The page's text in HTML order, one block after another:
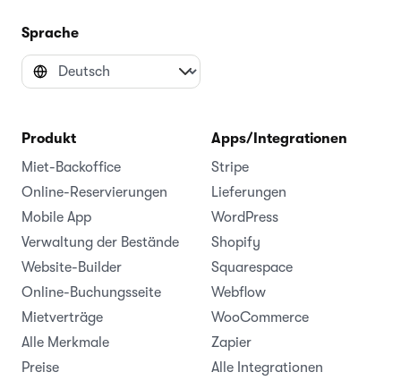
Sprache
Produkt
Miet-Backoffice
Online-Reservierungen
Mobile App
Verwaltung der Bestände
Website-Builder
Online-Buchungsseite
Mietverträge
Alle Merkmale
Preise
Apps/Integrationen
Stripe
Lieferungen
WordPress
Shopify
Squarespace
Webflow
WooCommerce
Zapier
Alle Integrationen